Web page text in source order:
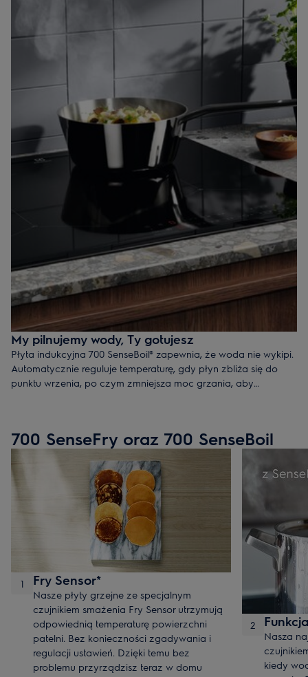
My pilnujemy wody, Ty gotujesz
Płyta indukcyjna 700 SenseBoil® zapewnia, że woda nie wykipi.
Automatycznie reguluje temperaturę, gdy płyn zbliża się do
punktu wrzenia, po czym zmniejsza moc grzania, aby
700 SenseFry oraz 700 SenseBoil
1 Fry Sensor*​
Nasze płyty grzejne ze specjalnym
czujnikiem smażenia Fry Sensor utrzymują
odpowiednią temperaturę powierzchni
patelni. Bez konieczności zgadywania i
regulacji ustawień. Dzięki temu bez
problemu przyrządzisz teraz w domu
2
Nasza
kiedy